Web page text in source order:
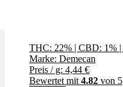
THC: 22% | CBD: 1% |
Marke: Demecan
Preis / g: 4,44 €
Bewertet mit 4.82 von 5